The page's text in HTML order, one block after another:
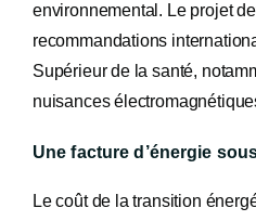
environnemental. Le projet
recommandations
Supérieur de la santé,
nuisances
Une facture d’énergie
Le coût de la transition